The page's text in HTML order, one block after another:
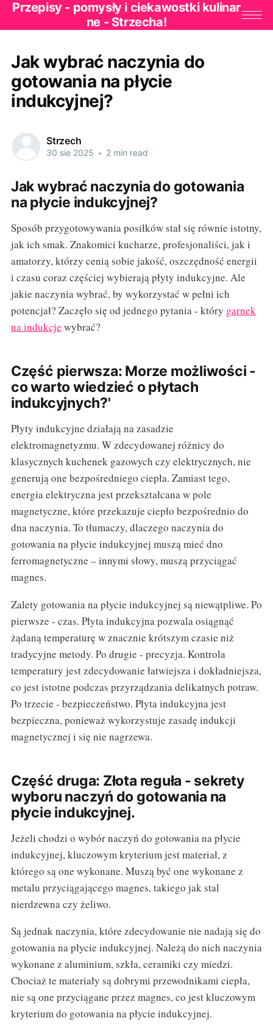
Przepisy - pomysły i ciekawostki kulinar
ne - Strzecha!
Jak wybrać naczynia do
gotowania na płycie
indukcyjnej?
Strzech
30 sie 2025 • 2 min read
Jak wybrać naczynia do gotowania
na płycie indukcyjnej?
Sposób przygotowywania posiłków stał się równie istotny,
jak ich smak. Znakomici kucharze, profesjonaliści, jak i
amatorzy, którzy cenią sobie jakość, oszczędność energii
i czasu coraz częściej wybierają płyty indukcyjne. Ale
jakie naczynia wybrać, by wykorzystać w pełni ich
potencjał? Zaczęło się od jednego pytania - który garnek
na indukcje wybrać?
Część pierwsza: Morze możliwości -
co warto wiedzieć o płytach
indukcyjnych?'
Płyty indukcyjne działają na zasadzie
elektromagnetyzmu. W zdecydowanej różnicy do
klasycznych kuchenek gazowych czy elektrycznych, nie
generują one bezpośredniego ciepła. Zamiast tego,
energia elektryczna jest przekształcana w pole
magnetyczne, które przekazuje ciepło bezpośrednio do
dna naczynia. To tłumaczy, dlaczego naczynia do
gotowania na płycie indukcyjnej muszą mieć dno
ferromagnetyczne – innymi słowy, muszą przyciągać
magnes.
Zalety gotowania na płycie indukcyjnej są niewątpliwe. Po
pierwsze - czas. Płyta indukcyjna pozwala osiągnąć
żądaną temperaturę w znacznie krótszym czasie niż
tradycyjne metody. Po drugie - precyzja. Kontrola
temperatury jest zdecydowanie łatwiejsza i dokładniejsza,
co jest istotne podczas przyrządzania delikatnych potraw.
Po trzecie - bezpieczeństwo. Płyta indukcyjna jest
bezpieczna, ponieważ wykorzystuje zasadę indukcji
magnetycznej i się nie nagrzewa.
Część druga: Złota reguła - sekrety
wyboru naczyń do gotowania na
płycie indukcyjnej.
Jeżeli chodzi o wybór naczyń do gotowania na płycie
indukcyjnej, kluczowym kryterium jest materiał, z
którego są one wykonane. Muszą być one wykonane z
metalu przyciągającego magnes, takiego jak stal
nierdzewna czy żeliwo.
Są jednak naczynia, które zdecydowanie nie nadają się do
gotowania na płycie indukcyjnej. Należą do nich naczynia
wykonane z aluminium, szkła, ceramiki czy miedzi.
Chociaż te materiały są dobrymi przewodnikami ciepła,
nie są one przyciągane przez magnes, co jest kluczowym
kryterium do gotowania na płycie indukcyjnej.